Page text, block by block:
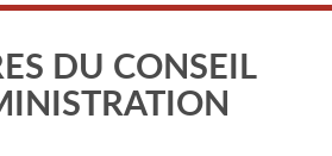
DU CONSEIL